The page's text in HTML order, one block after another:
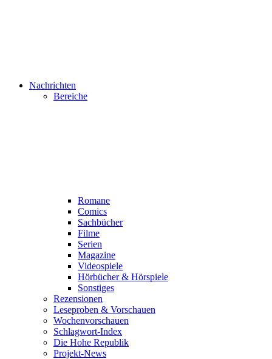
Nachrichten
Bereiche
Romane
Comics
Sachbücher
Filme
Serien
Magazine
Videospiele
Hörbücher & Hörspiele
Sonstiges
Rezensionen
Leseproben & Vorschauen
Wochenvorschauen
Schlagwort-Index
Die Hohe Republik
Projekt-News